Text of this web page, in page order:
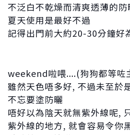
不泛白不乾燥而清爽透薄的
夏天使用是最好不過
記得出門前大約20-30分鐘好
weekend啦喂....(狗狗都等咗
雖然天色唔多好, 不過未至於
不忘要塗防曬
唔好以為陰天就無紫外線呢,
紫外線的地方, 就會容易令你